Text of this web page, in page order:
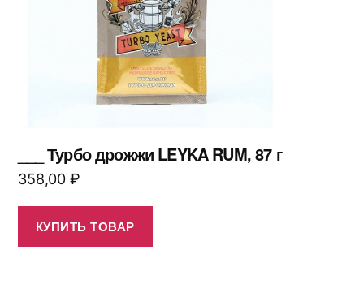
___ Турбо дрожжи LEYKA RUM, 87 г
358,00 ₽
КУПИТЬ ТОВАР